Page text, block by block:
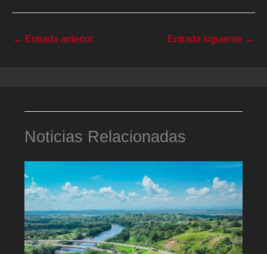
← Entrada anterior Entrada siguiente →
Noticias Relacionadas